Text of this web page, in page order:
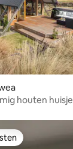
houten huisje